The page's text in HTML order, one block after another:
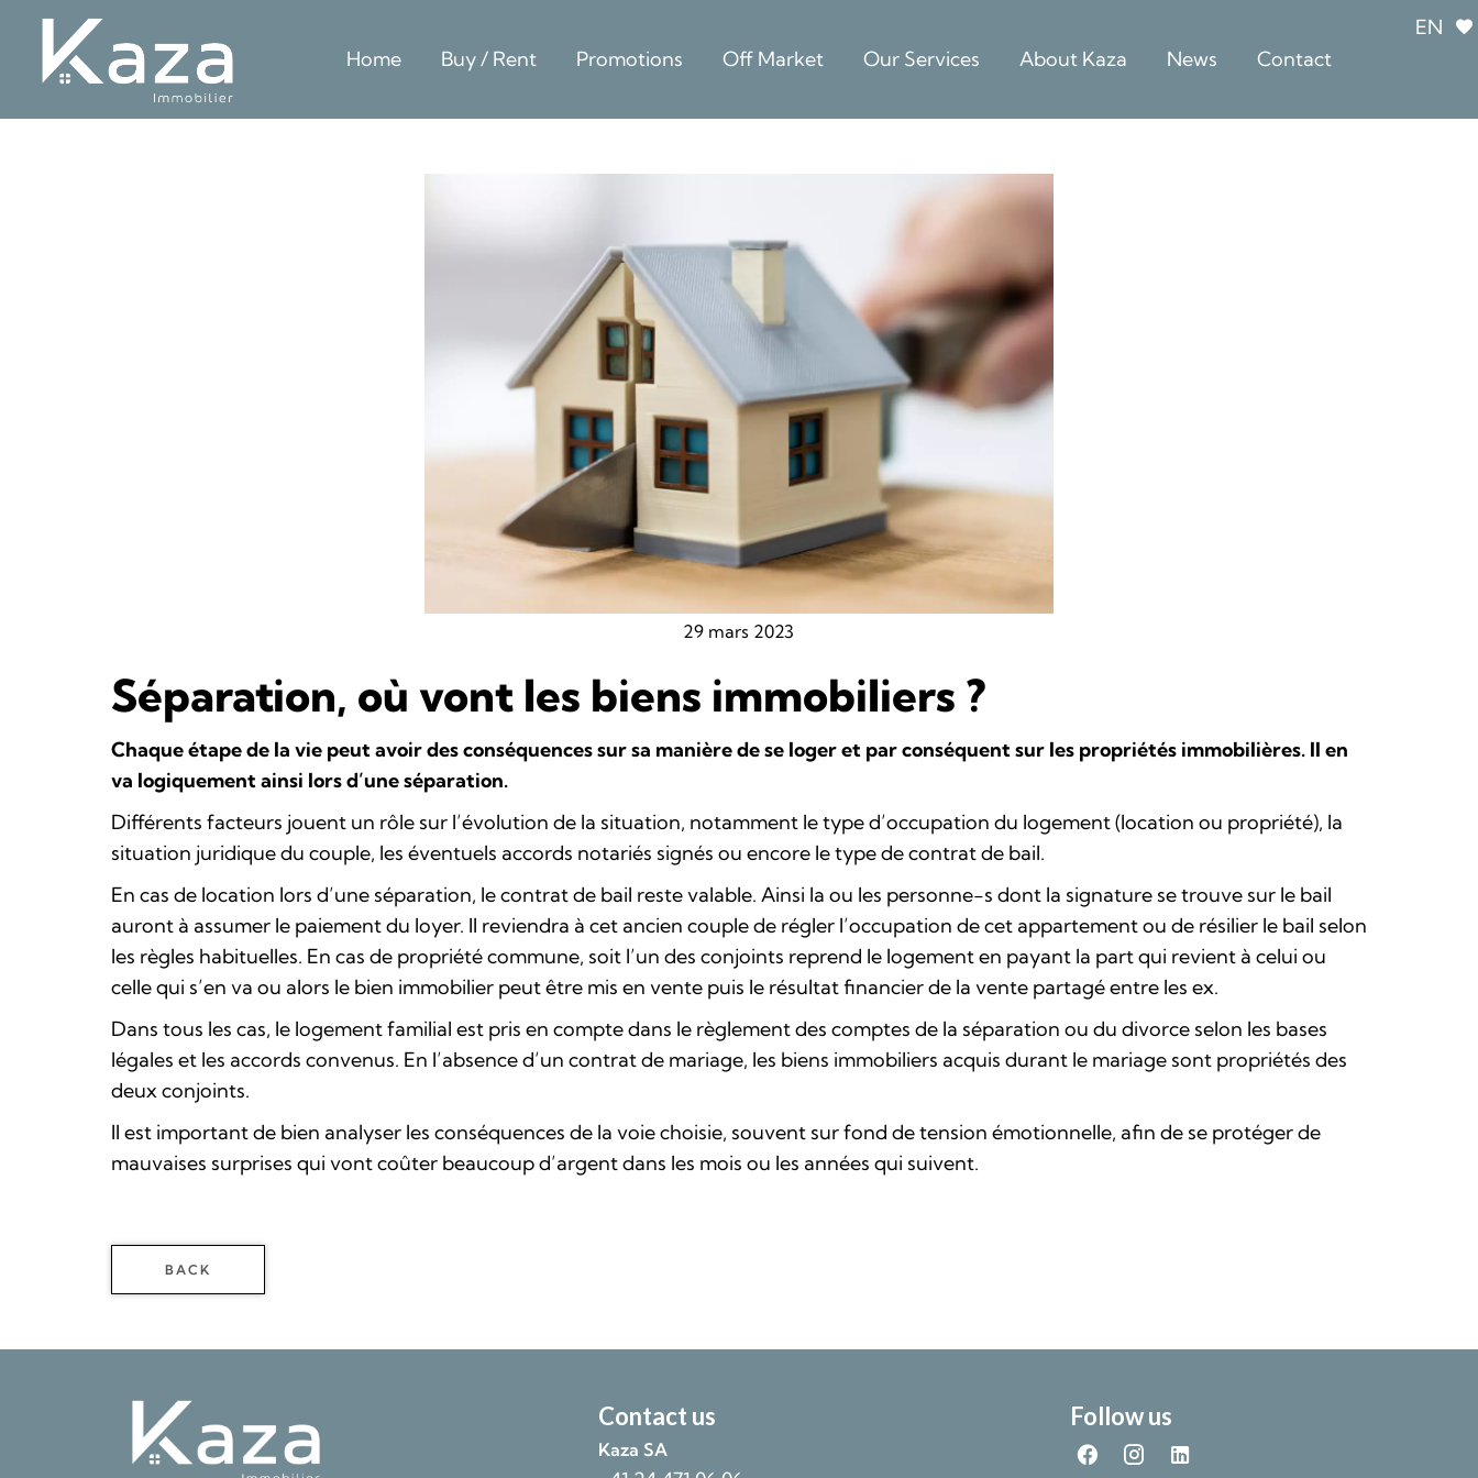
EN
Home
Buy / Rent Promotions Off Market Our Services About Kaza News Contact
29 mars 2023
Séparation, où vont les biens immobiliers ?
Chaque étape de la vie peut avoir des conséquences sur sa manière de se loger et par conséquent sur les propriétés immobilières. Il en
va logiquement ainsi lors d’une séparation.
Différents facteurs jouent un rôle sur l’évolution de la situation, notamment le type d’occupation du logement (location ou propriété), la
situation juridique du couple, les éventuels accords notariés signés ou encore le type de contrat de bail.
En cas de location lors d’une séparation, le contrat de bail reste valable. Ainsi la ou les personne-s dont la signature se trouve sur le bail
auront à assumer le paiement du loyer. Il reviendra à cet ancien couple de régler l’occupation de cet appartement ou de résilier le bail selon
les règles habituelles. En cas de propriété commune, soit l’un des conjoints reprend le logement en payant la part qui revient à celui ou
celle qui s’en va ou alors le bien immobilier peut être mis en vente puis le résultat financier de la vente partagé entre les ex.
Dans tous les cas, le logement familial est pris en compte dans le règlement des comptes de la séparation ou du divorce selon les bases
légales et les accords convenus. En l’absence d’un contrat de mariage, les biens immobiliers acquis durant le mariage sont propriétés des
deux conjoints.
Il est important de bien analyser les conséquences de la voie choisie, souvent sur fond de tension émotionnelle, afin de se protéger de
mauvaises surprises qui vont coûter beaucoup d’argent dans les mois ou les années qui suivent.
BACK
Contact us
Kaza SA
Follow us